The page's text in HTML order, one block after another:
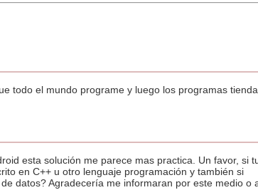
todo el mundo programe y luego los programas
esta solución me parece mas practica. Un favor, si
en C++ u otro lenguaje programación y también si
datos? Agradecería me informaran por este medio o